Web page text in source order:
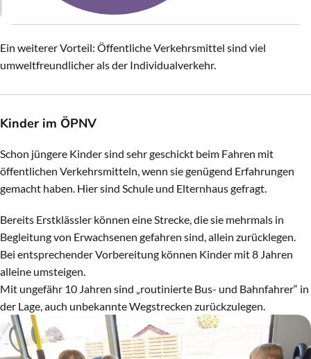
Ein weiterer Vorteil: Öffentliche Verkehrsmittel sind viel
umweltfreundlicher als der Individualverkehr.
Kinder im ÖPNV
Schon jüngere Kinder sind sehr geschickt beim Fahren mit
öffentlichen Verkehrsmitteln, wenn sie genügend Erfahrungen
gemacht haben. Hier sind Schule und Elternhaus gefragt.
Bereits Erstklässler können eine Strecke, die sie mehrmals in
Begleitung von Erwachsenen gefahren sind, allein zurücklegen.
Bei entsprechender Vorbereitung können Kinder mit 8 Jahren
alleine umsteigen.
Mit ungefähr 10 Jahren sind „routinierte Bus- und Bahnfahrer“ in
der Lage, auch unbekannte Wegstrecken zurückzulegen.